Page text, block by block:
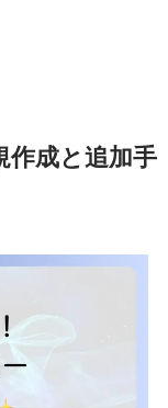
作成と追加手